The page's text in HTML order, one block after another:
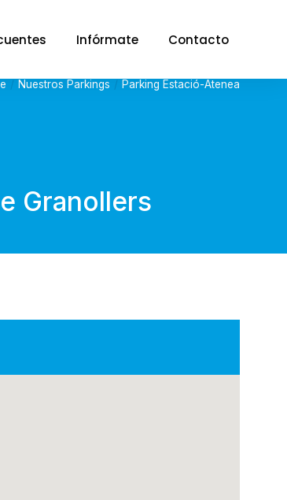
Infórmate Contacto
Nuestros Parkings Parking Estació-Atenea
Granollers